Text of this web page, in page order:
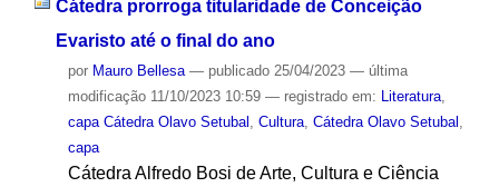
Cátedra prorroga titularidade de Conceição
Evaristo até o final do ano
por Mauro Bellesa — publicado25/04/2023 — última
modificação11/10/2023 10:59 — registrado em: Literatura,
capa Cátedra Olavo Setubal Cultura, Cátedra Olavo Setubal
capa
Cátedra Alfredo Bosi de Arte, Cultura e Ciência